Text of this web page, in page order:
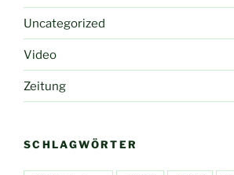
Uncategorized
Video
Zeitung
SCHLAGWÖRTER